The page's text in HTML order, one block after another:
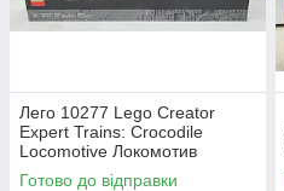
Лего 10277 Lego Creator
Expert Trains: Crocodile
Locomotive Локомотив
Крокодил
Готово до відправки